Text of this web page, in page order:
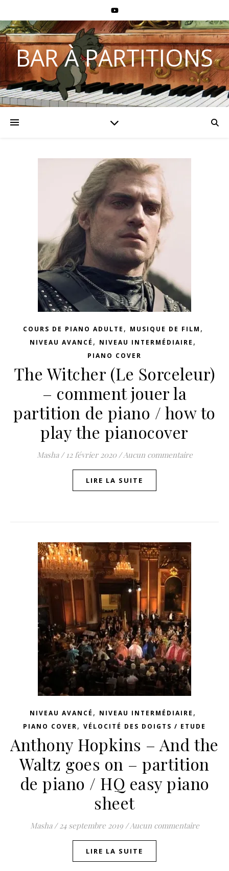
BAR À PARTITIONS
COURS DE PIANO ADULTE , MUSIQUE DE FILM ,
NIVEAU AVANCÉ , NIVEAU INTERMÉDIAIRE ,
PIANO COVER
The Witcher (Le Sorceleur)
– comment jouer la
partition de piano / how to
play the pianocover
Masha / 12 février 2020 /Aucun commentaire
LIRE LA SUITE
NIVEAU AVANCÉ , NIVEAU INTERMÉDIAIRE ,
PIANO COVER, VÉLOCITÉ DES DOIGTS / ETUDE
Anthony Hopkins – And the
Waltz goes on – partition
de piano / HQ easy piano
sheet
Masha / 24 septembre 2019 /Aucun commentaire
LIRE LA SUITE